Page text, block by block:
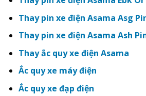
Thay pin xe điện Asama Asg
Thay pin xe điện Asama Ash
Thay ắc quy xe điện Asama
Ắc quy xe máy điện
Ắc quy xe đạp điện